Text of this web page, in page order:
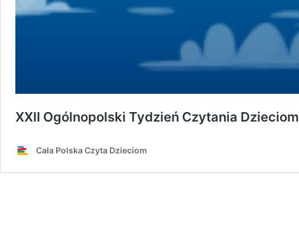
XXII Ogólnopolski Tydzień Czytania Dzieciom
Cała Polska Czyta Dzieciom